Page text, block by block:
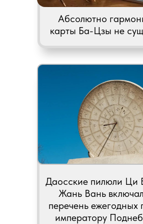
Абсолютно
карты Ба-Цзы не
Даосские пилюли Ци
Жань Вань
перечень ежегодных
императору